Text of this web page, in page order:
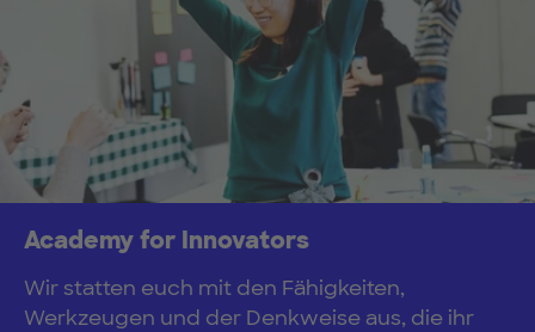
Academy for Innovators
Wir statten euch mit den Fähigkeiten,
Werkzeugen und der Denkweise aus, die ihr